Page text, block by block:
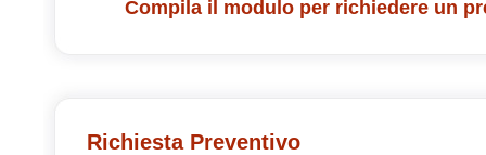
Compila il modulo per richiedere un
Richiesta Preventivo